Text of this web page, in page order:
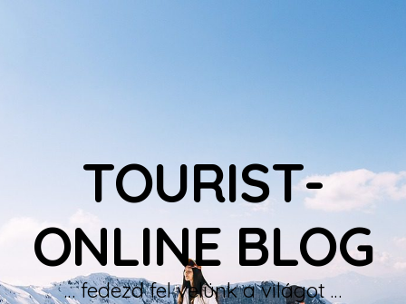
TOURIST-
ONLINE BLOG
… fedezd fel velünk a világot …